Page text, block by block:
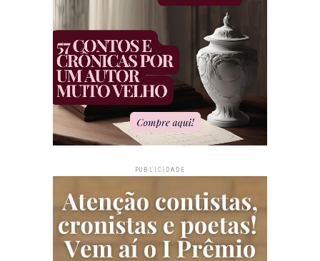
PUBLICIDADE